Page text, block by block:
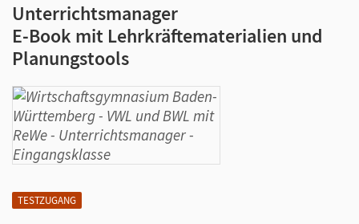
TESTZUGANG
Unterrichtsmanager
E-Book mit Lehrkräftematerialien und
Planungstools